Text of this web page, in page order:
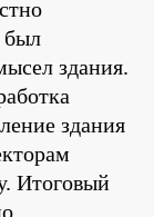
был
здания.
здания
Итоговый